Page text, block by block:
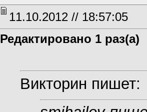
11.10.2012 // 18:57:05
Редактировано 1 раз(а)
Викторин пишет: